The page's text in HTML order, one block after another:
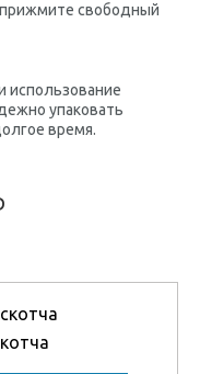
свободный
использование
упаковать
время.